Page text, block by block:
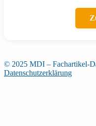
© 2025 MDI – Fachartikel-
Datenschutzerklärung